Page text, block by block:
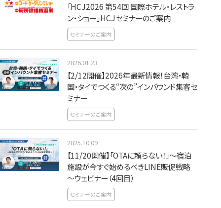
「HCJ2026 第54回 国際ホテル・レストラ
ン・ショー」HCJセミナーのご案内
セミナーのご案内
2026.01.23
【2/12開催】2026年最新情報！台湾・韓
国・タイでつくる“次の”インバウンド集客セ
ミナー
セミナーのご案内
2025.10.09
【11/20開催】「OTAに頼らない！」～宿泊
施設が今すぐ始めるべきLINE販促戦略
～ウェビナー（4回目）
セミナーのご案内